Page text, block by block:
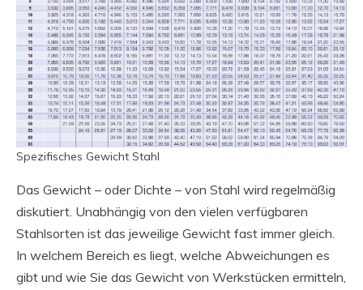
Spezifisches Gewicht Stahl
Das Gewicht – oder Dichte – von Stahl wird regelmäßig
diskutiert. Unabhängig von den vielen verfügbaren
Stahlsorten ist das jeweilige Gewicht fast immer gleich.
In welchem ​​Bereich es liegt, welche Abweichungen es
gibt und wie Sie das Gewicht von Werkstücken ermitteln,